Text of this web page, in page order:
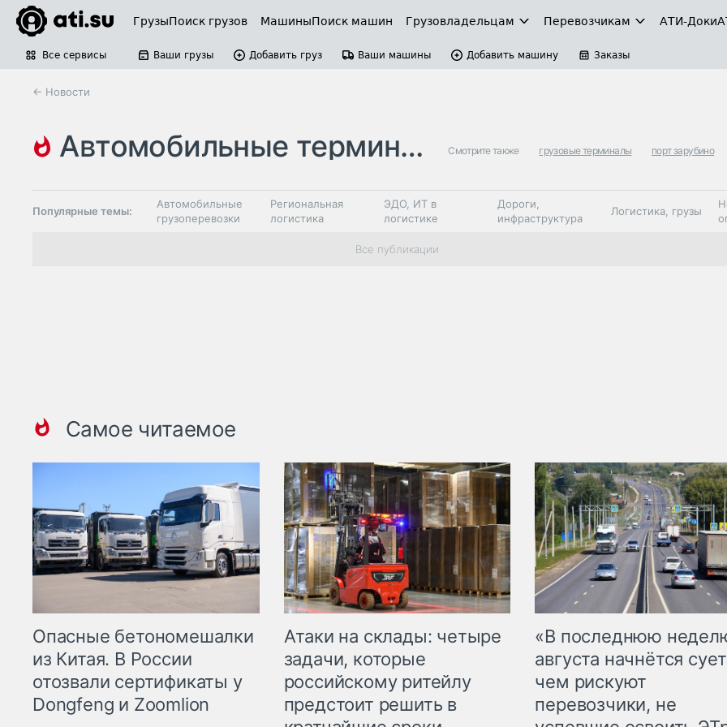
ГрузыПоиск грузов МашиныПоиск машин Грузовладельцам Перевозчикам АТИ-Доки
Все сервисы Ваши грузы Добавить груз Ваши машины Добавить машину Заказы
← Новости
автомобильные терминалы Смотрите также грузовые терминалы порт зарубино
Популярные темы:
Автомобильные
грузоперевозки
Региональная
логистика
ЭДО, ИТ в
логистике
Дороги,
инфраструктура
Логистика, грузы
Коммерческий
транспорт
Все публикации
Самое читаемое
Опасные бетономешалки
из Китая. В России
отозвали сертификаты у
Dongfeng и Zoomlion
Атаки на склады: четыре
задачи, которые
российскому ритейлу
предстоит решить в
«В последнюю
августа начнётся
чем рискуют
перевозчики, не